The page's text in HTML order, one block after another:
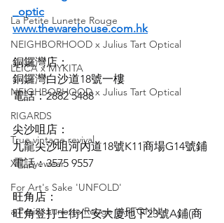
La Petite Lunette Rouge
NEIGHBORHOOD x Julius Tart Optical
LEICA x MYKITA
NEIGHBORHOOD x Julius Tart Optical
RIGARDS
True vintage revival
XIT eyewear
For Art's Sake 'UNFOLD'
a Petite Lunette Rouge 'APTONN'
_optic
www.thewarehouse.com.hk
銅鑼灣店：
銅鑼灣白沙道18號一樓
電話：2882 5488
尖沙咀店：
九龍尖沙咀河內道18號K11商場G14號鋪
電話：3575 9557
旺角店：
旺角登打士街仁安大廈地下23號A鋪(商